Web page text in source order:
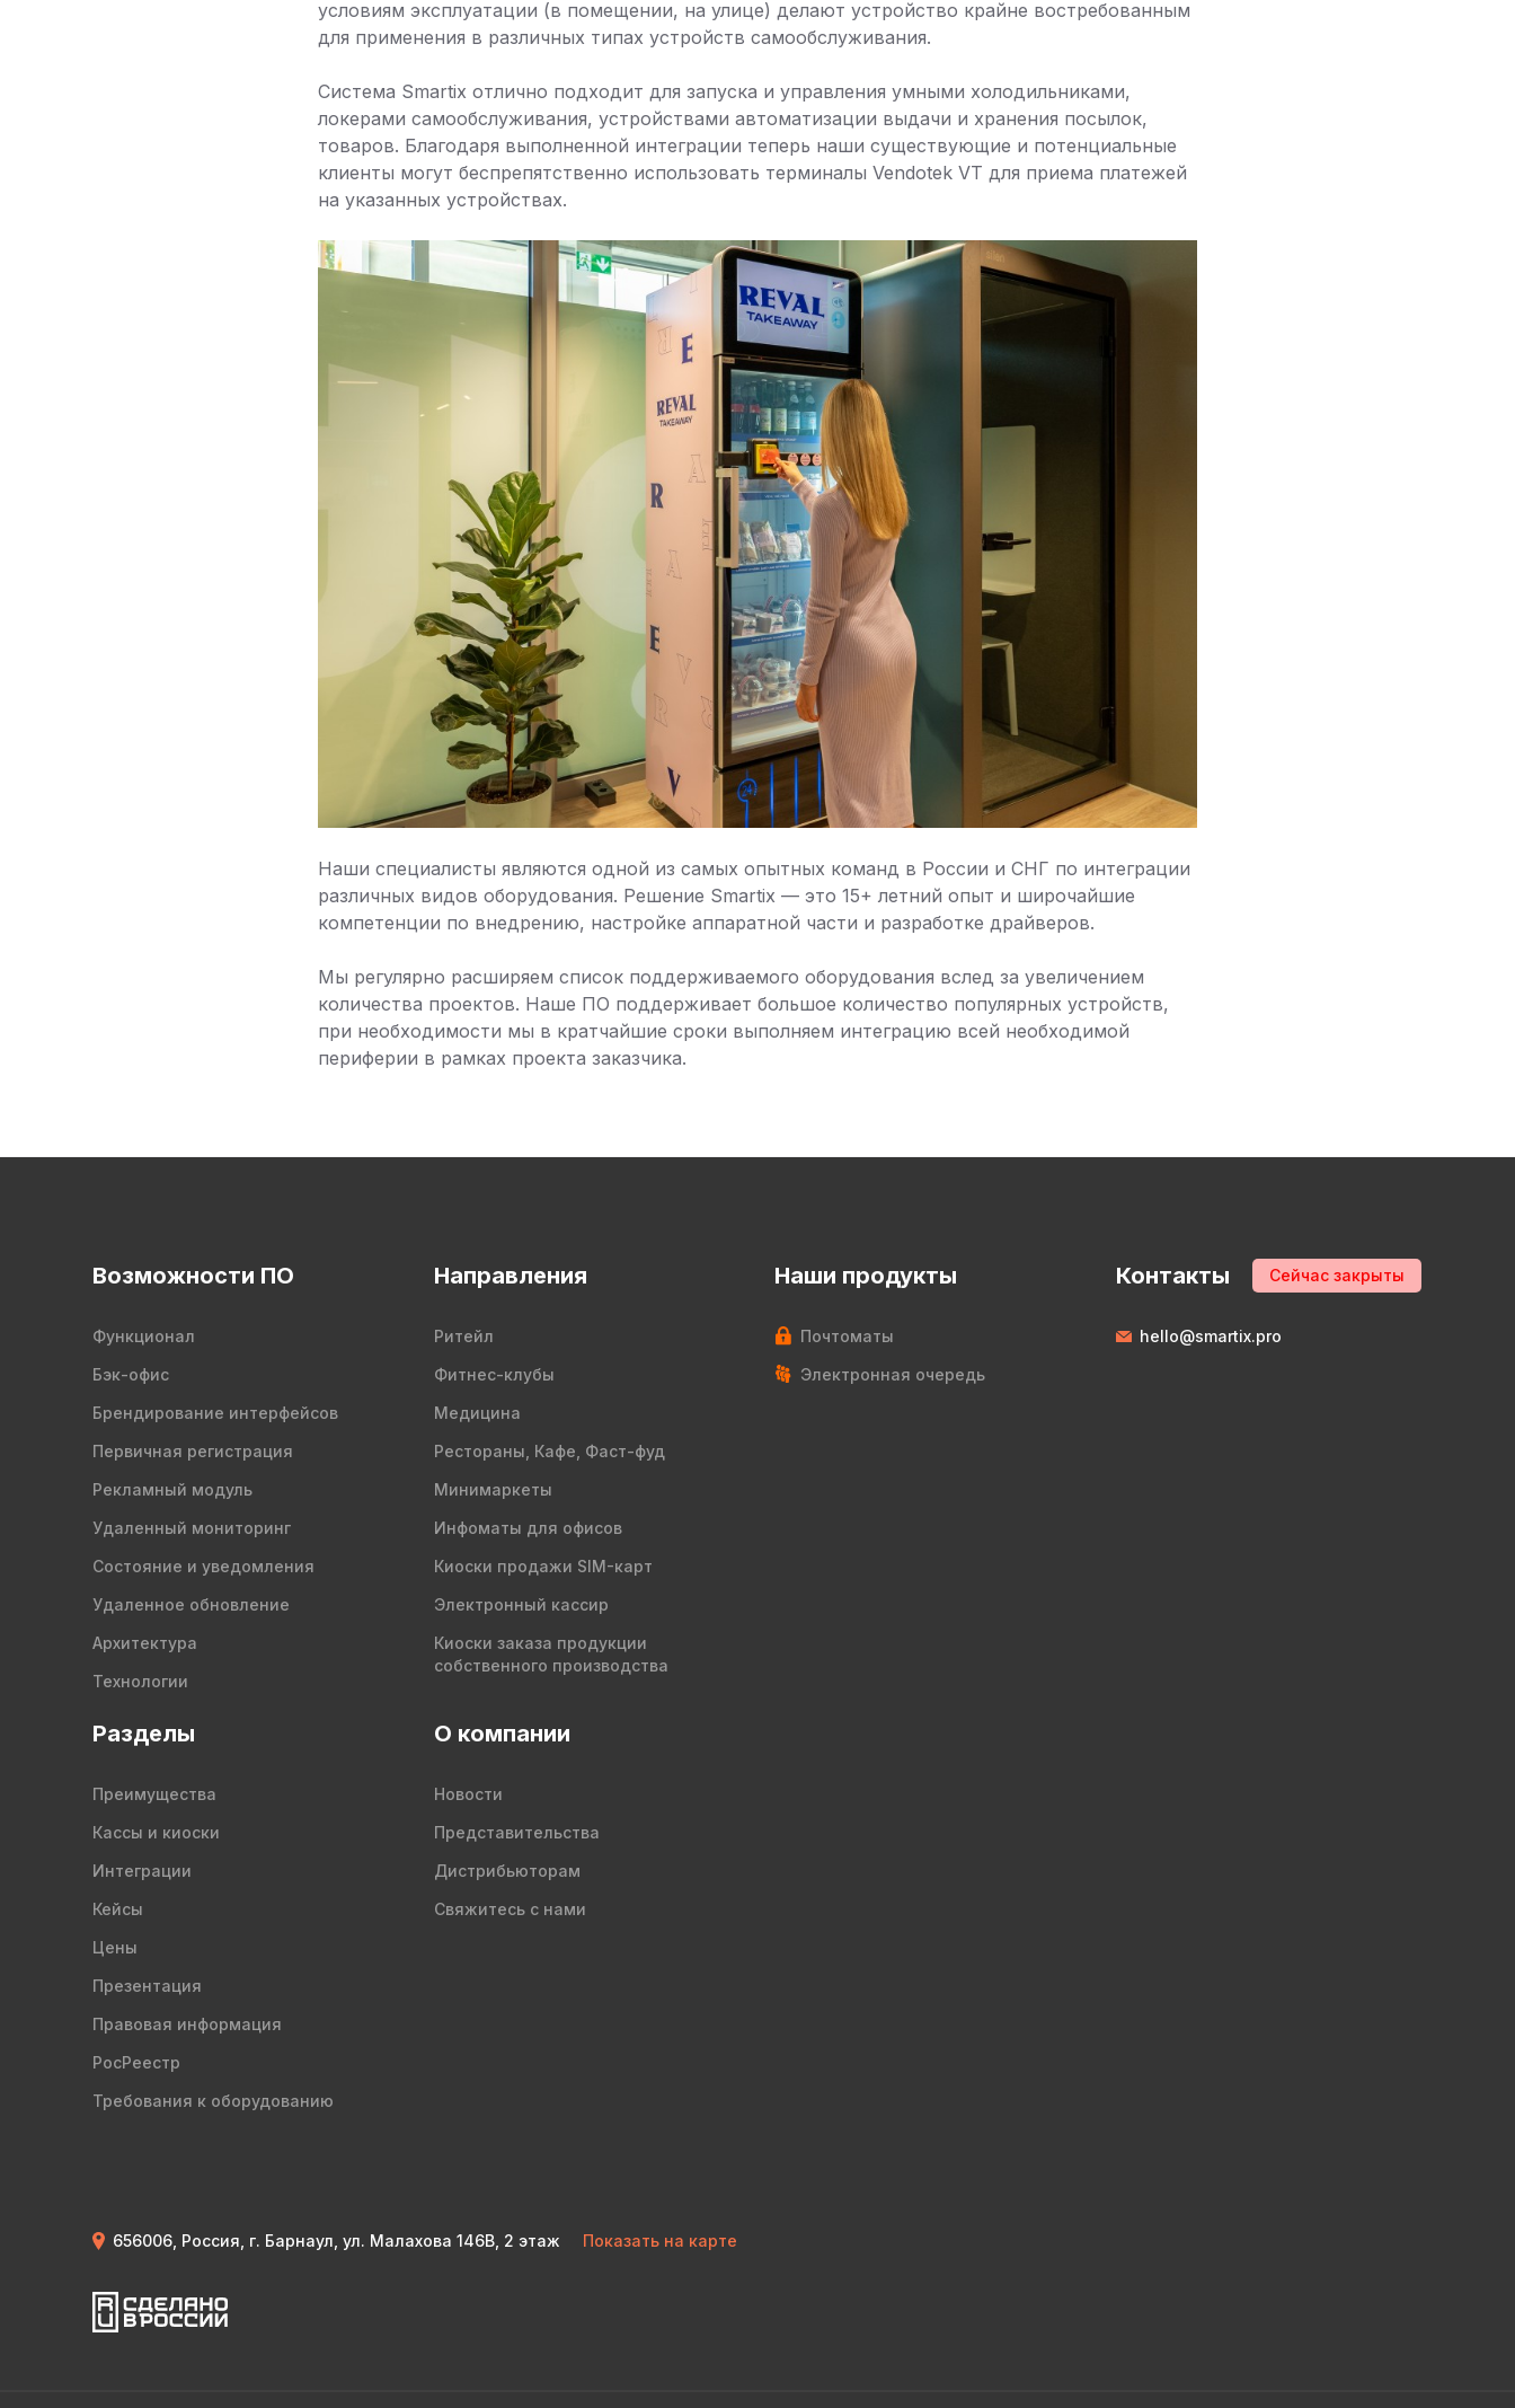
условиям эксплуатации (в помещении, на улице) делают устройство крайне востребованным
для применения в различных типах устройств самообслуживания.
Система Smartix отлично подходит для запуска и управления умными холодильниками,
локерами самообслуживания, устройствами автоматизации выдачи и хранения посылок,
товаров. Благодаря выполненной интеграции теперь наши существующие и потенциальные
клиенты могут беспрепятственно использовать терминалы Vendotek VT для приема платежей
на указанных устройствах.
Наши специалисты являются одной из самых опытных команд в России и СНГ по интеграции
различных видов оборудования. Решение Smartix — это 15+ летний опыт и широчайшие
компетенции по внедрению, настройке аппаратной части и разработке драйверов.
Мы регулярно расширяем список поддерживаемого оборудования вслед за увеличением
количества проектов. Наше ПО поддерживает большое количество популярных устройств,
при необходимости мы в кратчайшие сроки выполняем интеграцию всей необходимой
периферии в рамках проекта заказчика.
Возможности ПО
Функционал
Бэк-офис
Брендирование интерфейсов
Первичная регистрация
Рекламный модуль
Удаленный мониторинг
Состояние и уведомления
Удаленное обновление
Архитектура
Технологии
Направления
Ритейл
Фитнес-клубы
Медицина
Рестораны, Кафе, Фаст-фуд
Минимаркеты
Инфоматы для офисов
Киоски продажи SIM-карт
Электронный кассир
Киоски заказа продукции
собственного производства
Наши продукты
Почтоматы
Электронная очередь
Контакты Сейчас закрыты
hello@smartix.pro
Разделы
Преимущества
Кассы и киоски
Интеграции
Кейсы
Цены
Презентация
Правовая информация
РосРеестр
Требования к оборудованию
О компании
Новости
Представительства
Дистрибьюторам
Свяжитесь с нами
656006, Россия, г. Барнаул, ул. Малахова 146В, 2 этаж Показать на карте